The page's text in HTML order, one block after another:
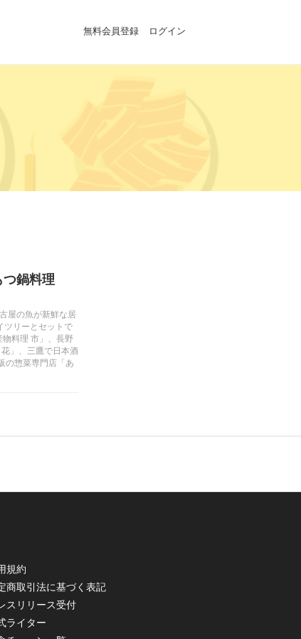
無料会員登録 ログイン
鍋料理
屋の魚が新鮮な居
ツリーとセットで
料理 市」、長野
」、三鷹で日本酒
の惣菜専門店「あ
規約
商取引法に基づく表記
スリリース受付
ライター